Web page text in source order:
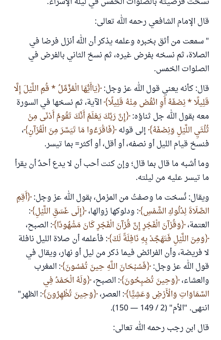
قال الإمام الشافعي رحمه الله تعالى:
" سمعت من أثق بخبره وعلمه يذكر أن الله أنزل فرضا في
الصلاة، ‌ثم ‌نسخه ‌بفرض ‌غيره، ثم نسخ الثاني بالفرض في
الصلوات الخمس.
قال: كأنه يعني قول الله عز وجل: يَاأَيُّهَا الْمُزَّمِّلُ * قُمِ اللَّيْلَ إِلَّا
قَلِيلًا * نِصْفَهُ أَوِ انْقُصْ مِنْهُ قَلِيلًا الآية، ثم نسخها في السورة
معه بقول الله جل ثناؤه: إِنَّ رَبَّكَ يَعْلَمُ أَنَّكَ تَقُومُ أَدْنَى مِنْ
ثُلُثَيِ اللَّيْلِ وَنِصْفَهُ إلى قوله فَاقْرَءُوا مَا تَيَسَّرَ مِنَ الْقُرْآنِ ،
فنسخ قيام الليل أو نصفه، أو أقل، أو أكثر= بما تيسر.
وما أشبه ما قال بما قال؛ وإن كنت أحب أن لا يدع أحدٌ أن يقرأ
ما تيسر عليه من ليلته.
ويقال: نُسخت ما وصفتُ من المزمل، بقول الله عز وجل: أَقِمِ
الصَّلَاةَ لِدُلُوكِ الشَّمْسِ : ودلوكها زوالها، إِلَى غَسَقِ اللَّيْلِ :
العتمة، وَقُرْآنَ الْفَجْرِ إِنَّ قُرْآنَ الْفَجْرِ كَانَ مَشْهُودًا : الصبح،
وَمِنَ اللَّيْلِ فَتَهَجَّدْ بِهِ نَافِلَةً لَكَ : فأعلمه أن صلاة الليل نافلة
لا فريضة، وأن الفرائض فيما ذكر من ليل أو نهار، ويقال في
قول الله عز وجل: فَسُبْحَانَ اللَّهِ حِينَ تُمْسُونَ : المغرب
والعشاء، وَحِينَ تُصْبِحُونَ : الصبح، وَلَهُ الْحَمْدُ فِي
السَّمَاوَاتِ وَالْأَرْضِ وَعَشِيًّا : العصر، وَحِينَ تُظْهِرُونَ : الظهر"
انتهى. "الأم" (2 / 149 — 150).
قال ابن رجب رحمه الله تعالى: